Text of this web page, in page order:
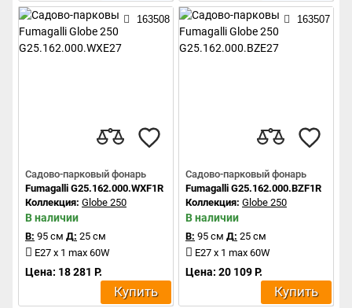
163508
Садово-парковый фонарь
Fumagalli G25.162.000.WXF1R
Коллекция: Globe 250
В наличии
В: 95 см Д: 25 см
E27 x 1 max 60W
Цена: 18 281 Р.
Купить
163507
Садово-парковый фонарь
Fumagalli G25.162.000.BZF1R
Коллекция: Globe 250
В наличии
В: 95 см Д: 25 см
E27 x 1 max 60W
Цена: 20 109 Р.
Купить